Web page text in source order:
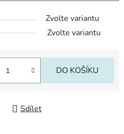
Zvolte variantu
Zvolte variantu
DO KOŠÍKU
Sdílet